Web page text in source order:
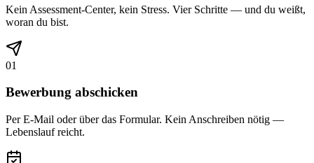
Kein Assessment-Center, kein Stress. Vier Schritte — und du weißt,
woran du bist.
01
Bewerbung abschicken
Per E-Mail oder über das Formular. Kein Anschreiben nötig —
Lebenslauf reicht.